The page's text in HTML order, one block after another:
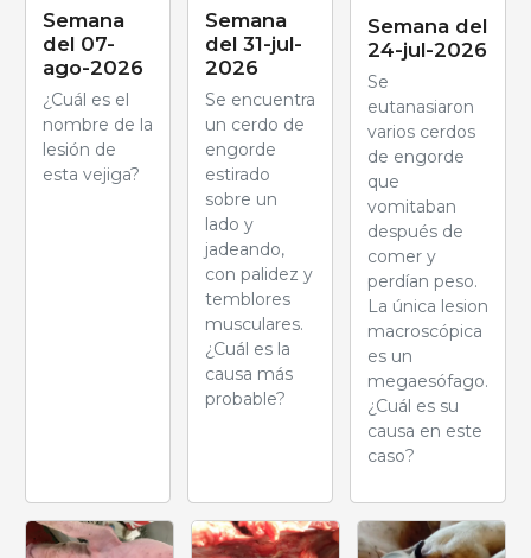
Semana
del 07-
ago-2026
¿Cuál es el
nombre de la
lesión de
esta vejiga?
Semana
del 31-jul-
2026
Se encuentra
un cerdo de
engorde
estirado
sobre un
lado y
jadeando,
con palidez y
temblores
musculares.
¿Cuál es la
causa más
probable?
Semana del
24-jul-2026
Se
eutanasiaron
varios cerdos
de engorde
que
vomitaban
después de
comer y
perdían peso.
La única lesion
macroscópica
es un
megaesófago.
¿Cuál es su
causa en este
caso?